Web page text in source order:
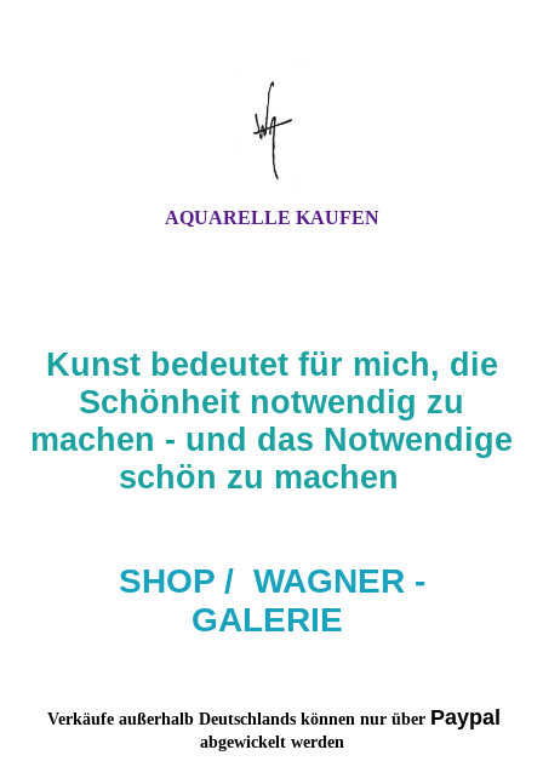
AQUARELLE KAUFEN
Kunst bedeutet für mich, die
Schönheit notwendig zu
machen - und das Notwendige
schön zu machen
SHOP / WAGNER -
GALERIE
Verkäufe außerhalb Deutschlands können nur über Paypal
abgewickelt werden